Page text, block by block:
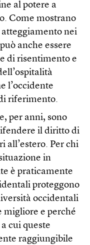
al potere a
Come mostrano
nei
anche essere
di risentimento e
l’occidente
riferimento.
per anni, sono
il diritto di
all’estero. Per chi
in
è praticamente
proteggono
occidentali
migliore e perché
cui queste
raggiungibile